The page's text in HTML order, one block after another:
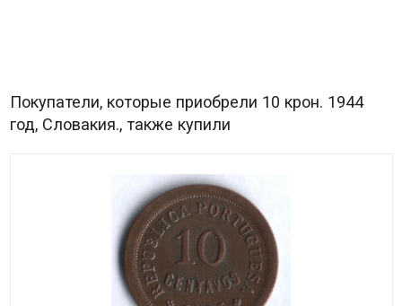
Покупатели, которые приобрели 10 крон. 1944
год, Словакия., также купили